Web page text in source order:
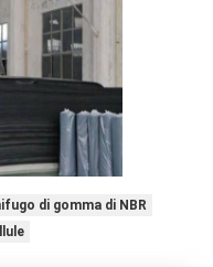
di gomma di NBR